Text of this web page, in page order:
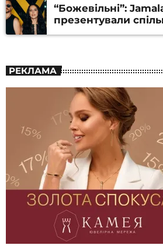
“Божевільні”:
презентували
РЕКЛАМА